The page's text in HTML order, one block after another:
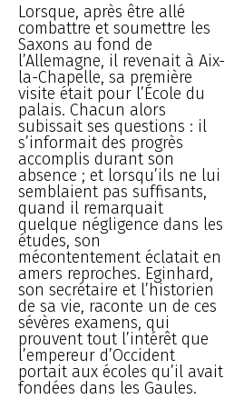
Lorsque, après être allé
combattre et soumettre les
Saxons au fond de
l’Allemagne, il revenait à Aix-
la-Chapelle, sa première
visite était pour l’École du
palais. Chacun alors
subissait ses questions : il
s’informait des progrès
accomplis durant son
absence ; et lorsqu’ils ne lui
semblaient pas suffisants,
quand il remarquait
quelque négligence dans les
études, son
mécontentement éclatait en
amers reproches. Eginhard,
son secrétaire et l’historien
de sa vie, raconte un de ces
sévères examens, qui
prouvent tout l’intérêt que
l’empereur d’Occident
portait aux écoles qu’il avait
fondées dans les Gaules.